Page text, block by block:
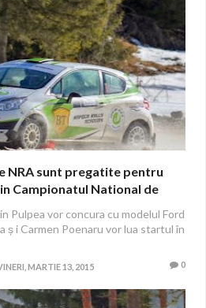
NRA sunt pregatite pentru
Campionatul National de
Pulpea vor concura cu modelul Ford
ș i Carmen Poenaru vor lua startul în
MARTIE 13, 2015 0